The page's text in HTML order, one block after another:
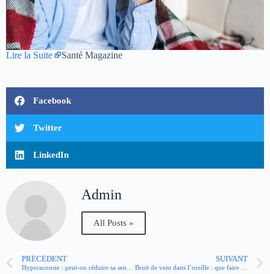
Lire la Suite Santé Magazine
Facebook
Twitter
LinkedIn
Admin
All Posts »
PRÉCÉDENT
Hyperacousie : peut-on réduire sa sensibilité au bruit ?
SUIVANT
Bruit de vent dans l’oreille : que faire ? Quand consulter ?